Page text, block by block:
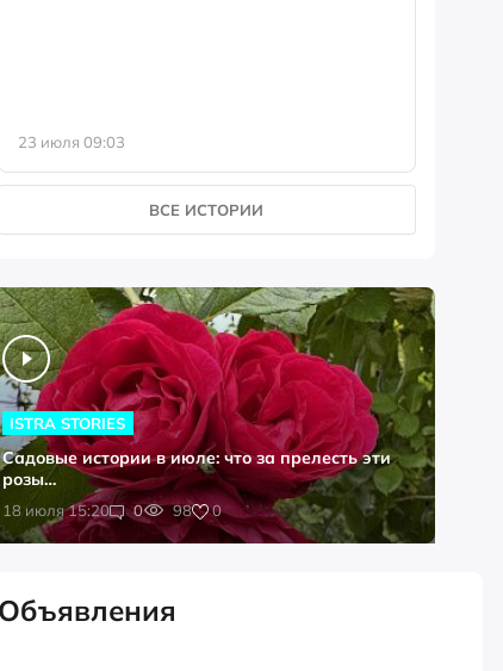
23 июля 09:03
ВСЕ ИСТОРИИ
18 июля 15:20 0 98 0
ISTRA STORIES
Садовые истории в июле: что за прелесть эти
розы…
Объявления